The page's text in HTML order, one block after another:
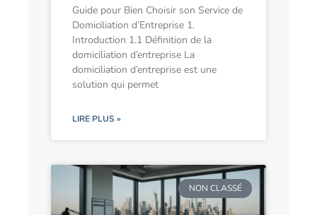
Guide pour Bien Choisir son Service de
Domiciliation d’Entreprise 1.
Introduction 1.1 Définition de la
domiciliation d’entreprise La
domiciliation d’entreprise est une
solution qui permet
LIRE PLUS »
NON CLASSÉ